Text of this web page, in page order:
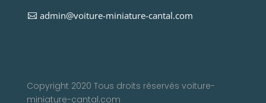
admin@voiture-miniature-cantal.com
Copyright 2020 Tous droits réservés voiture-
miniature-cantal.com